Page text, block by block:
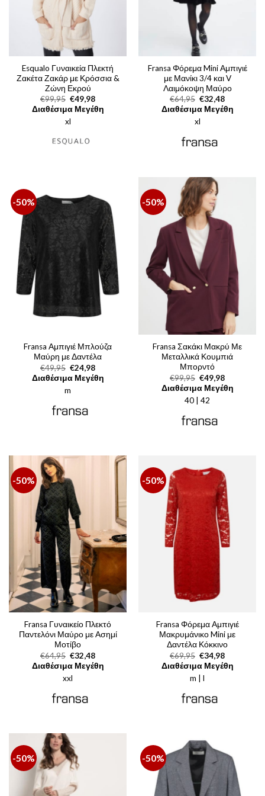
Esqualo Γυναικεία Πλεκτή
Ζακέτα Ζακάρ με Κρόσσια &
Ζώνη Εκρού
€99,95 Original
price
was:
€99,95.
€49,98Η
τρέχουσα
τιμή
Διαθέσιμα Μεγέθη
xl
Fransa Φόρεμα Mini Αμπιγιέ
με Μανίκι 3/4 και V
Λαιμόκοψη Μαύρο
€64,95 Original
price
was:
€64,95.
€32,48Η
τρέχουσα
τιμή
Διαθέσιμα Μεγέθη
xl
-50%
Fransa Αμπιγιέ Μπλούζα
Μαύρη με Δαντέλα
€49,95 Original
price
was:
€49,95.
€24,98Η
τρέχουσα
τιμή
Διαθέσιμα Μεγέθη
m
-50%
Fransa Σακάκι Μακρύ Με
Μεταλλικά Κουμπιά
Μπορντό
€99,95 Original
price
was:
€99,95.
€49,98Η
τρέχουσα
τιμή
Διαθέσιμα Μεγέθη
40 | 42
-50%
Fransa Γυναικείο Πλεκτό
Παντελόνι Μαύρο με Ασημί
Μοτίβο
€64,95 Original
price
was:
€64,95.
€32,48Η
τρέχουσα
τιμή
Διαθέσιμα Μεγέθη
xxl
-50%
Fransa Φόρεμα Αμπιγιέ
Μακρυμάνικο Mini με
Δαντέλα Κόκκινο
€69,95 Original
price
was:
€69,95.
€34,98Η
τρέχουσα
τιμή
Διαθέσιμα Μεγέθη
m | l
-50% -50%